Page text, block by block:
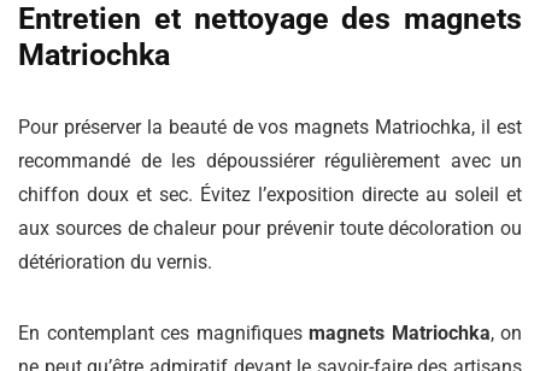
Entretien et nettoyage des magnets
Matriochka
Pour préserver la beauté de vos magnets Matriochka, il est
recommandé de les dépoussiérer régulièrement avec un
chiffon doux et sec. Évitez l’exposition directe au soleil et
aux sources de chaleur pour prévenir toute décoloration ou
détérioration du vernis.
En contemplant ces magnifiques magnets Matriochka, on